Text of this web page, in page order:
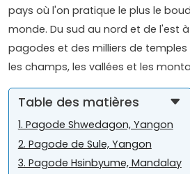
pays où l'on pratique le plus le
monde. Du sud au nord et de l'est
pagodes et des milliers de
les champs, les vallées et les
Table des matières
1. Pagode Shwedagon, Yangon
2. Pagode de Sule, Yangon
3. Pagode Hsinbyume, Mandalay